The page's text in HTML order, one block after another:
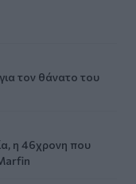
τον θάνατο του
η 46χρονη που